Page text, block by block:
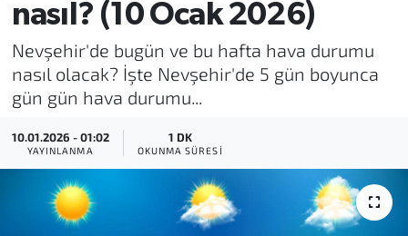
nasıl? (10 Ocak 2026)
Nevşehir'de bugün ve bu hafta hava durumu
nasıl olacak? İşte Nevşehir'de 5 gün boyunca
gün gün hava durumu...
10.01.2026 - 01:02
YAYINLANMA
1 DK
OKUNMA SÜRESI
Tüm Manşetler
Son Dakika Haberleri
Haber Arşivi